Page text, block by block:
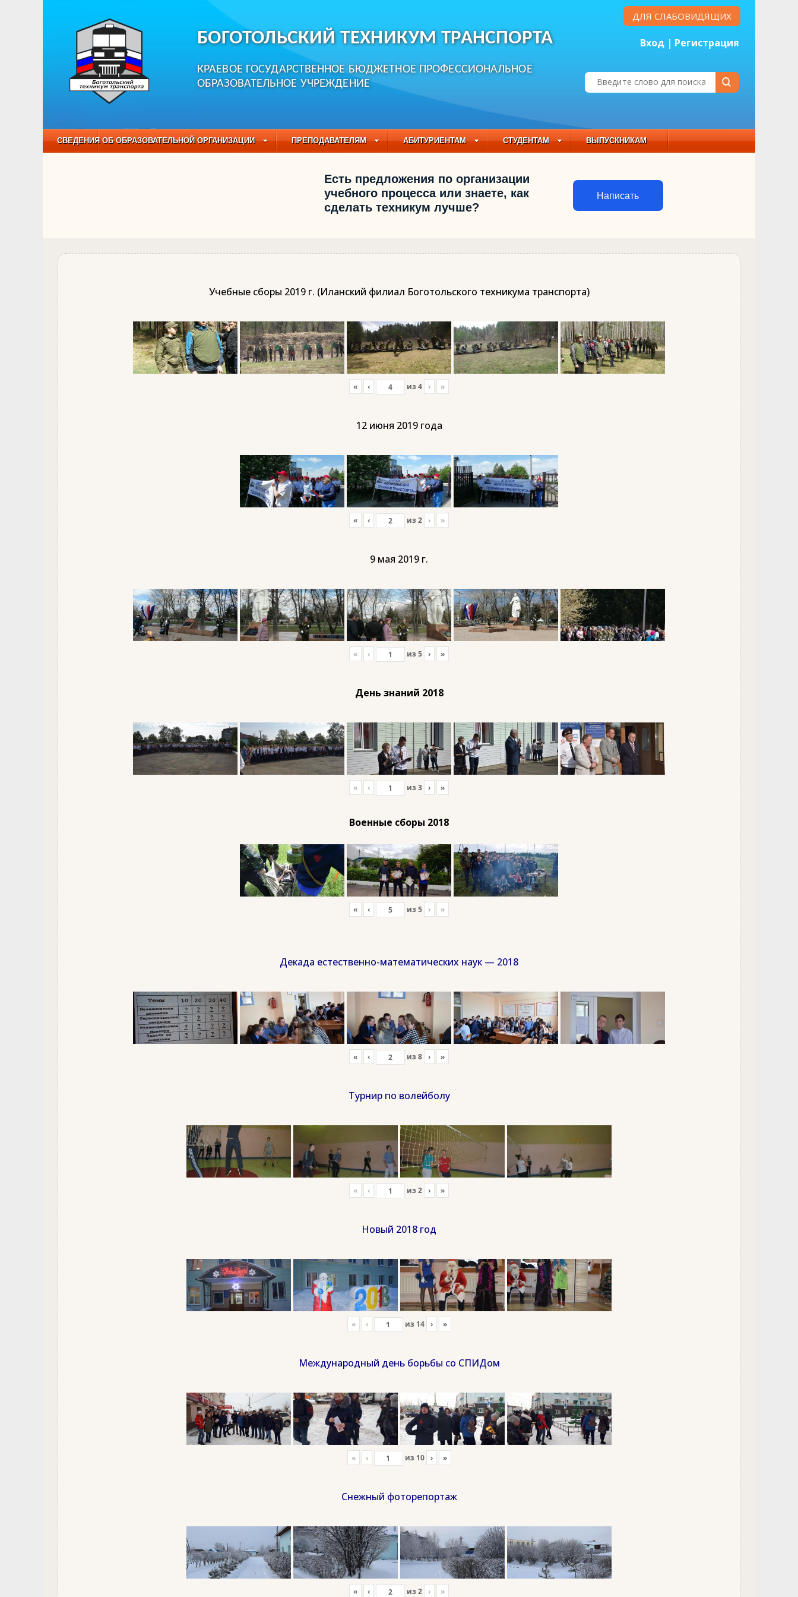
БОГОТОЛЬСКИЙ ТЕХНИКУМ ТРАНСПОРТА
КРАЕВОЕ ГОСУДАРСТВЕННОЕ БЮДЖЕТНОЕ ПРОФЕССИОНАЛЬНОЕ
ОБРАЗОВАТЕЛЬНОЕ УЧРЕЖДЕНИЕ
ДЛЯ СЛАБОВИДЯЩИХ
Вход | Регистрация
СВЕДЕНИЯ ОБ ОБРАЗОВАТЕЛЬНОЙ ОРГАНИЗАЦИИ ПРЕПОДАВАТЕЛЯМ АБИТУРИЕНТАМ СТУДЕНТАМ ВЫПУСКНИКАМ
НАБОР ОБУЧАЮЩИХСЯ НА 2021-2022 УЧЕБНЫЙ ГОД
Есть предложения по организации
учебного процесса или знаете, как
сделать техникум лучше?
Написать
Учебные сборы 2019 г. (Иланский филиал Боготольского техникума транспорта)
« ‹ из 4 › »
12 июня 2019 года
« ‹ из 2 › »
9 мая 2019 г.
« ‹ из 5 › »
День знаний 2018
« ‹ из 3 › »
Военные сборы 2018
« ‹ из 5 › »
Декада естественно-математических наук — 2018
« ‹ из 8 › »
Турнир по волейболу
« ‹ из 2 › »
Новый 2018 год
« ‹ из 14 › »
Международный день борьбы со СПИДом
« ‹ из 10 › »
Снежный фоторепортаж
« ‹ из 2 › »